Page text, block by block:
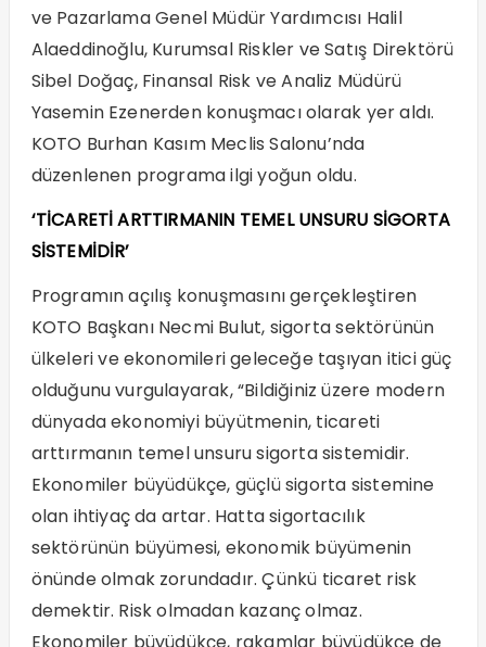
ve Pazarlama Genel Müdür Yardımcısı Halil
Alaeddinoğlu, Kurumsal Riskler ve Satış Direktörü
Sibel Doğaç, Finansal Risk ve Analiz Müdürü
Yasemin Ezenerden konuşmacı olarak yer aldı.
KOTO Burhan Kasım Meclis Salonu’nda
düzenlenen programa ilgi yoğun oldu.
‘TİCARETİ ARTTIRMANIN TEMELUNSURU SİGORTA
SİSTEMİDİR’
Programın açılış konuşmasını gerçekleştiren
KOTO Başkanı Necmi Bulut, sigorta sektörünün
ülkeleri ve ekonomileri geleceğe taşıyan itici güç
olduğunu vurgulayarak, “Bildiğiniz üzere modern
dünyada ekonomiyi büyütmenin, ticareti
arttırmanın temel unsuru sigorta sistemidir.
Ekonomiler büyüdükçe, güçlü sigorta sistemine
olan ihtiyaç da artar. Hatta sigortacılık
sektörünün büyümesi, ekonomik büyümenin
önünde olmak zorundadır. Çünkü ticaret risk
demektir. Risk olmadan kazanç olmaz.
Ekonomiler büyüdükçe, rakamlar büyüdükçe de